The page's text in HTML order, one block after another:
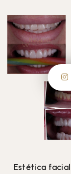
Estética facial